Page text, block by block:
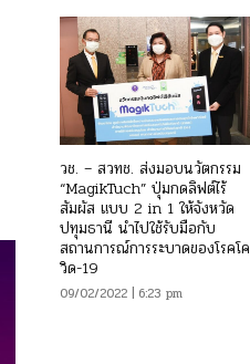
วช. – สวทช. ส่งมอบนวัตกรรม
“MagikTuch” ปุ่มกดลิฟต์ไร้
สัมผัส แบบ 2 in 1 ให้จังหวัด
ปทุมธานี นำไปใช้รับมือกับ
สถานการณ์การระบาดของโรคโค
วิด-19
09/02/2022 | 6:23 pm